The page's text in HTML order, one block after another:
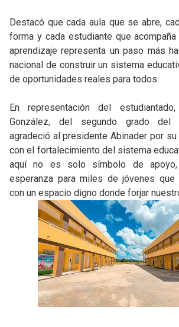
Destacó que cada aula que se abre,
forma y cada estudiante que
aprendizaje representa un paso más
nacional de construir un sistema
de oportunidades reales para todos.
En representación del
González, del segundo grado del
agradeció al presidente Abinader por
con el fortalecimiento del sistema
aquí no es solo símbolo de
esperanza para miles de jóvenes que
con un espacio digno donde forjar